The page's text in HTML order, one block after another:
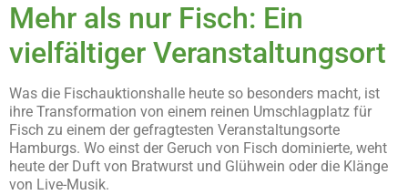
Mehr als nur Fisch: Ein
vielfältiger Veranstaltungsort
Was die Fischauktionshalle heute so besonders macht, ist
ihre Transformation von einem reinen Umschlagplatz für
Fisch zu einem der gefragtesten Veranstaltungsorte
Hamburgs. Wo einst der Geruch von Fisch dominierte, weht
heute der Duft von Bratwurst und Glühwein oder die Klänge
von Live-Musik.